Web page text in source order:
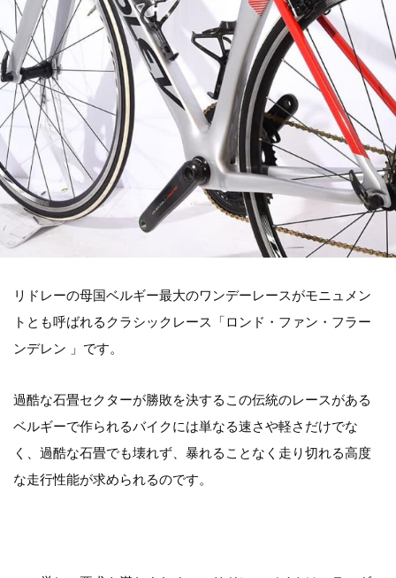
リドレーの母国ベルギー最大のワンデーレースがモニュメン
トとも呼ばれるクラシックレース「ロンド・ファン・フラー
ンデレン 」です。
過酷な石畳セクターが勝敗を決するこの伝統のレースがある
ベルギーで作られるバイクには単なる速さや軽さだけでな
く、過酷な石畳でも壊れず、暴れることなく走り切れる高度
な走行性能が求められるのです。